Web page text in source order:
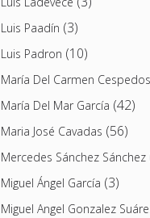
Luis Paadín (3)
Luis Padron (10)
María Del Carmen
María Del Mar García (42)
Maria José Cavadas (56)
Mercedes Sánchez Sánchez
Miguel Ángel García (3)
Miguel Angel Gonzalez